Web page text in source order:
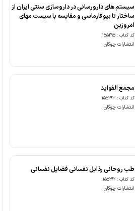
سیستم های دارورسانی در داروسازی سنتی ایران از
ساختار تا بیوفارماسی و مقایسه با سیست مهای
امروزین
کد کتاب : 155295
انتشارات چوگان
مجمع الفواید
کد کتاب : 155293
انتشارات چوگان
طب روحانی رذایل نفسانی فضایل نفسانی
کد کتاب : 155292
انتشارات چوگان